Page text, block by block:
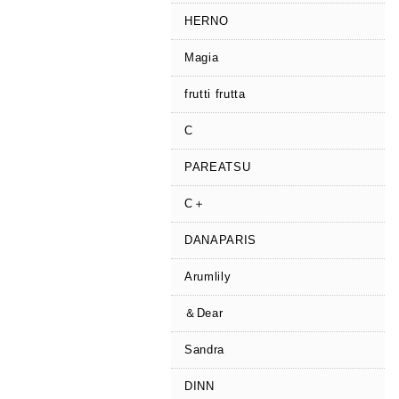
HERNO
Magia
frutti frutta
C
PAREATSU
C＋
DANAPARIS
Arumlily
＆Dear
Sandra
DINN